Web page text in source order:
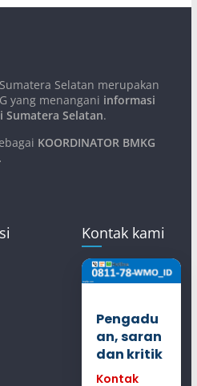
Selatan merupakan
yang menangani informasi
Selatan.
KOORDINATOR BMKG
.
Kontak kami
Pengadu
an, saran
dan kritik
Kontak